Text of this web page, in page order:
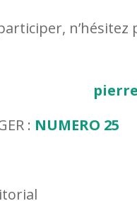
n’hésitez
: NUMERO 25